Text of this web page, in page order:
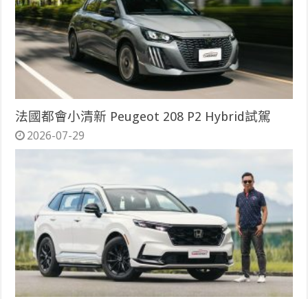
法國都會小清新 Peugeot 208 P2 Hybrid試駕
2026-07-29